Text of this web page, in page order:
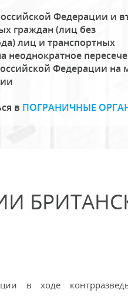
Федерации и
граждан (лиц без
лиц и транспортных
неоднократное
Федерации на
в ПОГРАНИЧНЫЕ
в ходе